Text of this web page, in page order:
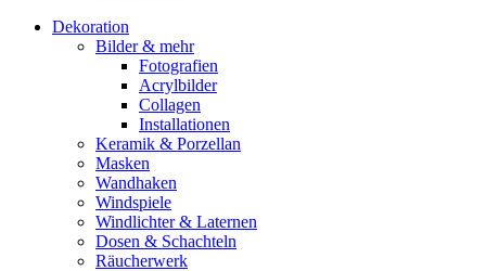
Dekoration
Bilder & mehr
Fotografien
Acrylbilder
Collagen
Installationen
Keramik & Porzellan
Masken
Wandhaken
Windspiele
Windlichter & Laternen
Dosen & Schachteln
Räucherwerk